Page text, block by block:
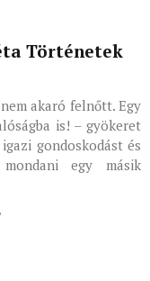
Történetek
akaró felnőtt. Egy
is! – gyökeret
gondoskodást és
egy másik